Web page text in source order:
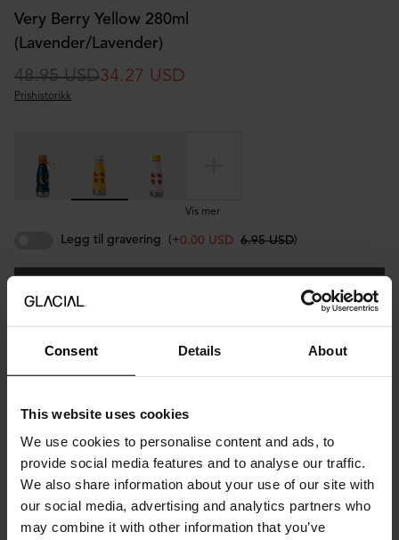
Consent Details About
This website uses cookies
We use cookies to personalise content and ads, to
provide social media features and to analyse our traffic.
We also share information about your use of our site with
our social media, advertising and analytics partners who
may combine it with other information that you’ve
Very Berry Yellow 280ml
(Lavender/Lavender)
48.95 USD34.27 USD
Prishistorikk
Vis mer
Legg til gravering (+0.00 USD 6.95 USD)
Beskrivelse
Meet Very Berry — bursting with colour and happiness. The
yellow bottle comes with a lavender lid and lavender bottle
handle. Made of durable 18/8 stainless steel and free from BPA
and toxins, it keeps drinks cold for up to 24 hours and hot for up
adds a touch of sunshine to every day.